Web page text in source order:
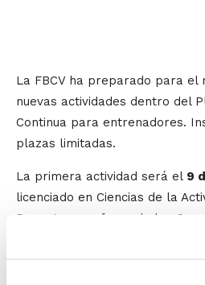
La FBCV ha preparado para el
nuevas actividades dentro del
Continua para entrenadores.
plazas limitadas.
La primera actividad será el 9
licenciado en Ciencias de la
Deporte y profesor de los